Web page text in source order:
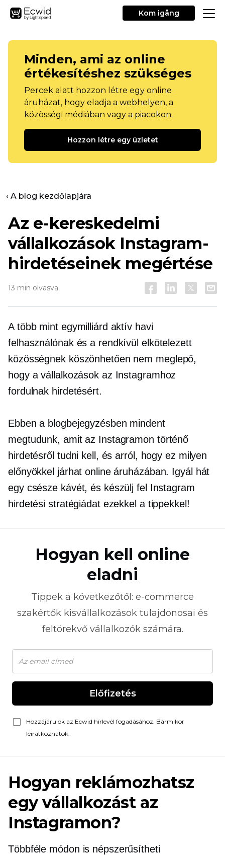
Kom igång
Minden, ami az online
értékesítéshez szükséges
Percek alatt hozzon létre egy online
áruházat, hogy eladja a webhelyen, a
közösségi médiában vagy a piacokon.
Hozzon létre egy üzletet
‹ A blog kezdőlapjára
Az e-kereskedelmi
vállalkozások Instagram-
hirdetéseinek megértése
13 min olvasva
A több mint egymilliárd aktív havi
felhasználónak és a rendkívül elkötelezett
közösségnek köszönhetően nem meglepő,
hogy a vállalkozások az Instagramhoz
fordulnak hirdetésért.
Ebben a blogbejegyzésben mindent
megtudunk, amit az Instagramon történő
hirdetésről tudni kell, és arról, hogy ez milyen
előnyökkel járhat online áruházában. Igyál hát
egy csésze kávét, és készülj fel Instagram
hirdetési stratégiádat ezekkel a tippekkel!
Hogyan kell online
eladni
Tippek a következőtől: e-commerce
szakértők kisvállalkozások tulajdonosai és
feltörekvő vállalkozók számára.
Előfizetés
Hozzájárulok az Ecwid hírlevél fogadásához. Bármikor
leiratkozhatok.
Hogyan reklámozhatsz
egy vállalkozást az
Instagramon?
Többféle módon is népszerűsítheti